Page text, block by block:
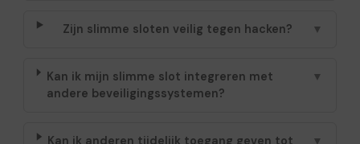
Zijn slimme sloten veilig tegen hacken? ▼
Kan ik mijn slimme slot integreren met
andere beveiligingssystemen?
▼
Kan ik anderen tijdelijk toegang geven tot
▼